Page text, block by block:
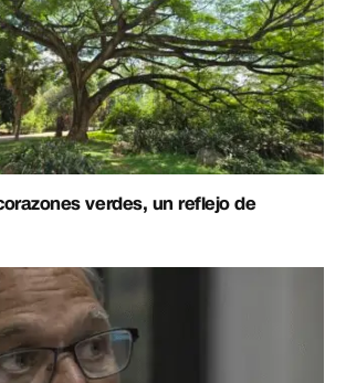
verdes, un reflejo de